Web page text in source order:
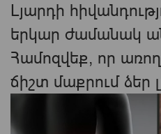
Լյարդի
երկար ժամանակ
Համոզվեք, որ
ճիշտ մաքրում ձեր